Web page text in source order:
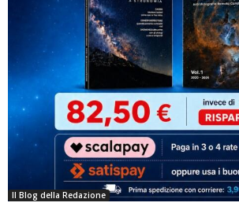
Il Blog della Redazione